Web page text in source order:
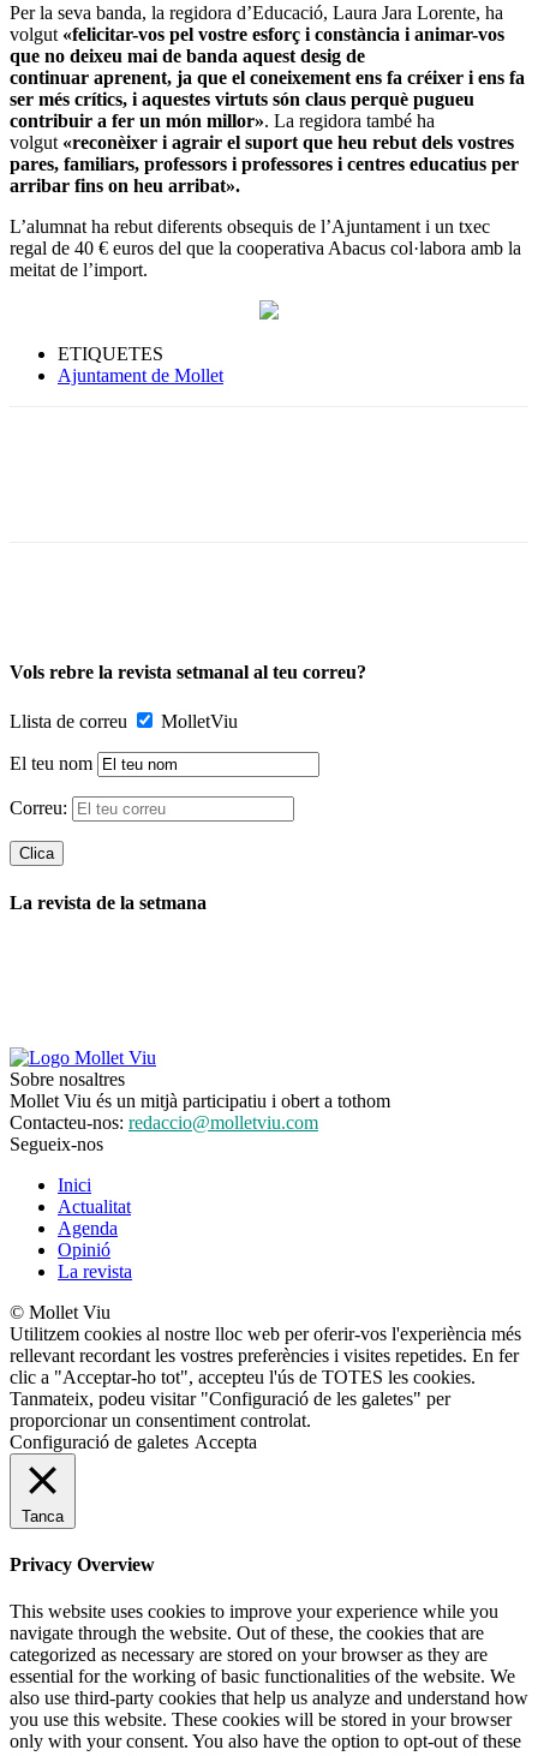
Per la seva banda, la regidora d’Educació, Laura Jara Lorente, ha
volgut «felicitar-vos pel vostre esforç i constància i animar-vos
que no deixeu mai de banda aquest desig de
continuar aprenent, ja que el coneixement ens fa créixer i ens fa
ser més crítics, i aquestes virtuts són claus perquè pugueu
contribuir a fer un món millor». La regidora també ha
volgut «reconèixer i agrair el suport que heu rebut dels vostres
pares, familiars, professors i professores i centres educatius per
arribar fins on heu arribat».
L’alumnat ha rebut diferents obsequis de l’Ajuntament i un txec
regal de 40 € euros del que la cooperativa Abacus col·labora amb la
meitat de l’import.
ETIQUETES
Ajuntament de Mollet
Vols rebre la revista setmanal al teu correu?
Llista de correu MolletViu
El teu nom
Correu:
La revista de la setmana
Sobre nosaltres
Mollet Viu és un mitjà participatiu i obert a tothom
Contacteu-nos: redaccio@molletviu.com
Segueix-nos
Inici
Actualitat
Agenda
Opinió
La revista
© Mollet Viu
Utilitzem cookies al nostre lloc web per oferir-vos l'experiència més
rellevant recordant les vostres preferències i visites repetides. En fer
clic a "Acceptar-ho tot", accepteu l'ús de TOTES les cookies.
Tanmateix, podeu visitar "Configuració de les galetes" per
proporcionar un consentiment controlat.
Configuració de galetes Accepta
Tanca
Privacy Overview
This website uses cookies to improve your experience while you
navigate through the website. Out of these, the cookies that are
categorized as necessary are stored on your browser as they are
essential for the working of basic functionalities of the website. We
also use third-party cookies that help us analyze and understand how
you use this website. These cookies will be stored in your browser
only with your consent. You also have the option to opt-out of these